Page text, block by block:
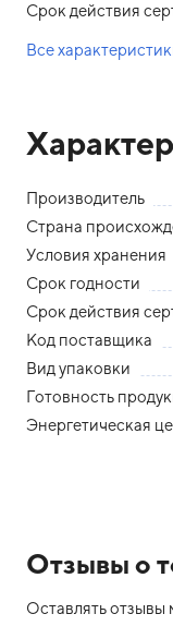
Срок действия
Все
Производитель
Страна
Условия хранения
Срок годности
Срок действия
Код поставщика
Вид упаковки
Готовность
Энергетическая
Отзывы о
Оставлять отзывы